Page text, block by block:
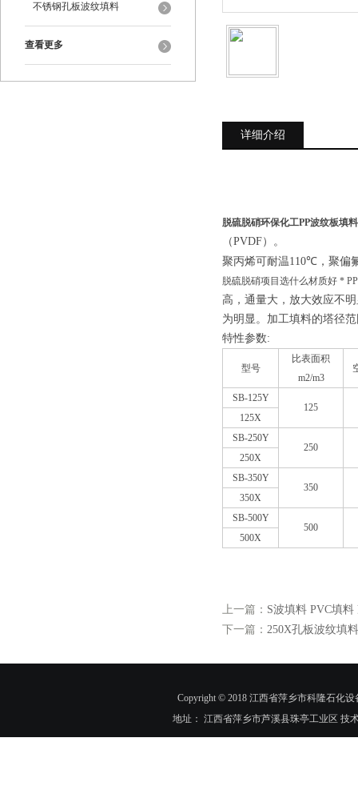
不锈钢孔板波纹填料
查看更多
详细介绍
脱硫脱硝环保化工PP波纹板填料
（PVDF）。
聚丙烯可耐温110℃ ，聚偏
脱硫脱硝项目选什么材质好 *
高，通量大，放大效应不
为明显。加工填料的塔径
特性参数:
型号
比表面积
m2/m3
SB-125Y
125
125X
SB-250Y
250
250X
SB-350Y
350
350X
SB-500Y
500
500X
上一篇： S波填料 PVC填
下一篇： 250X孔板波纹填料
Copyright © 2018 江西省萍乡市科隆石化
地址： 江西省萍乡市芦溪县珠亭工业区 技